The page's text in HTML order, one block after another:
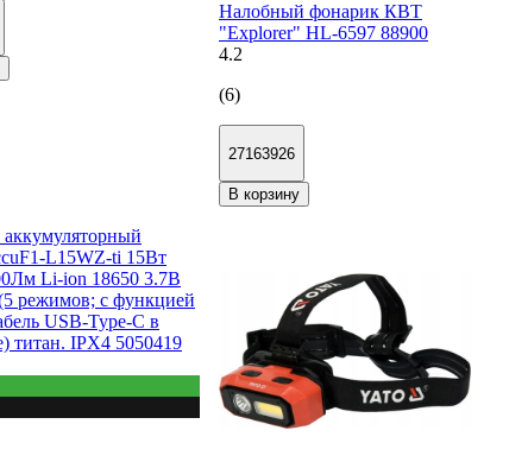
Налобный фонарик КВТ
"Explorer" HL-6597 88900
4.2
(6)
27163926
В корзину